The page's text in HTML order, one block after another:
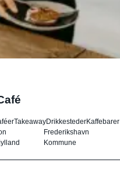
TakeawayDrikkestederKaffebarer
Frederikshavn
Kommune